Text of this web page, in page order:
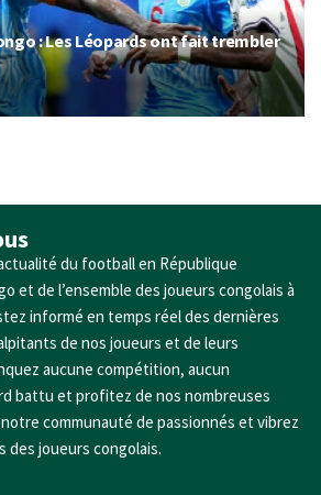
: Les Léopards ont fait trembler
du football en République
et de l’ensemble des joueurs congolais à
informé en temps réel des dernières
de nos joueurs et de leurs
aucune compétition, aucun
battu et profitez de nos nombreuses
communauté de passionnés et vibrez
des joueurs congolais.